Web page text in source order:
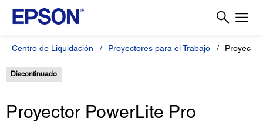
Centro de Liquidación Proyectores para el Trabajo
Discontinuado
Proyector PowerLite Pro